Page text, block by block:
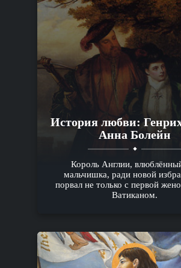
История любви:
Анна Болейн
Король Англии,
мальчишка, ради новой
порвал не только с первой
Ватиканом.